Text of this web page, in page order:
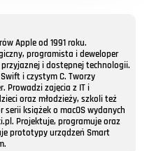
Apple od 1991 roku.
programista i deweloper
i dostępnej technologii.
i czystym C. Tworzy
Prowadzi zajęcia z IT i
oraz młodzieży, szkoli też
serii książek o macOS wydanych
Projektuje, programuje oraz
prototypy urządzeń Smart